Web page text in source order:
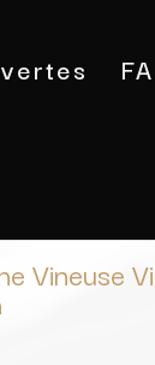
Vineuse